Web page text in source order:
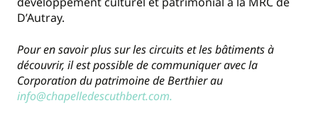
D’Autray.
Pour en savoir plus sur les circuits et les bâtiments à
découvrir, il est possible de communiquer avec la
Corporation du patrimoine de Berthier au
info@chapelledescuthbert.com.